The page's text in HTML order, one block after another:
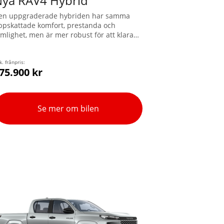
uppgraderade hybriden har samma
komfort, prestanda och
men är mer robust för att klara
upp till 2.000 kg.
frånpris:
kr
Se mer om bilen